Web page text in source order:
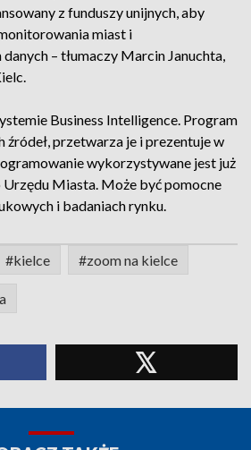
z funduszy unijnych, aby
miast i
– tłumaczy Marcin Januchta,
Business Intelligence. Program
źródeł, przetwarza je i prezentuje w
wykorzystywane jest już
Miasta. Może być pomocne
i badaniach rynku.
#kielce #zoom na kielce